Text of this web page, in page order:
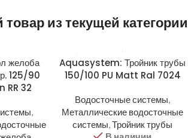
из текущей категории
желоба
125/90
RR 32
,
Aquasystem: Тройник трубы
150/100 PU Matt Ral 7024
Водосточные системы,
Металлические водосточные
системы,Тройник трубы